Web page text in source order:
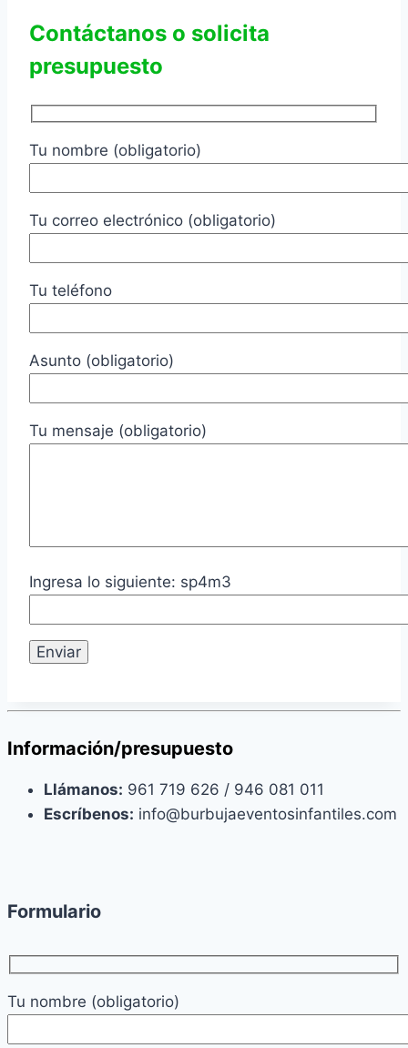
Contáctanos o solicita
presupuesto
Tu nombre (obligatorio)
Tu correo electrónico (obligatorio)
Tu teléfono
Asunto (obligatorio)
Tu mensaje (obligatorio)
Ingresa lo siguiente: sp4m3
Información/presupuesto
Llámanos: 961 719 626 / 946 081 011
Escríbenos: info@burbujaeventosinfantiles.com
Formulario
Tu nombre (obligatorio)